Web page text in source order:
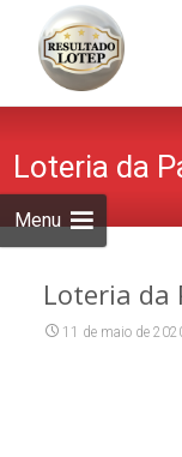
Menu
Loteria da
Loteria da
11 de maio de